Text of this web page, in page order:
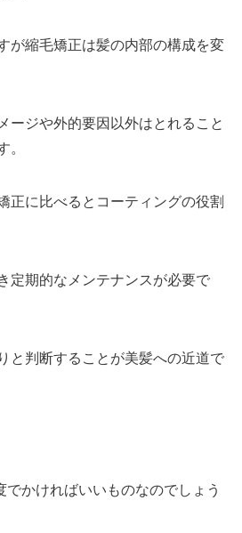
が縮毛矯正は髪の内部の構成を変
ージや外的要因以外はとれること
。
正に比べるとコーティングの役割
定期的なメンテナンスが必要で
と判断することが美髪への近道で
かければいいものなのでしょう